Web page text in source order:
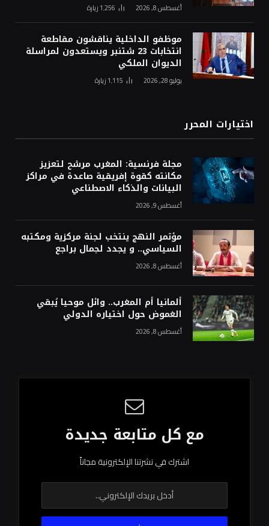
أغسطس 8, 2026 1٬256 زيارة
موظفو الداخلية يناقشون مقاطعة
انتخابات 23 شتنبر ويستعدون لمراسلة
الديوان الملكي
يوليو 28, 2026 1٬115 زيارة
اختيارات المحرر
مجلة فرنسية: المغرب مرشح لتعزيز
مكانته كقوة إفريقية صاعدة في مراكز
البيانات والذكاء الاصطناعي
أغسطس 9, 2026
مؤتمر النهج ينتخب لجنة مركزية ومكتبه
السياسي.. و يجدد لجمال براجع
أغسطس 8, 2026
ألمانيا أم المغرب.. وائل موحيا يُبقي
الغموض حول اختياره الدولي
أغسطس 8, 2026
مع كل متابعة جديدة
اشترك في نشرتنا الإلكترونية مجاناً